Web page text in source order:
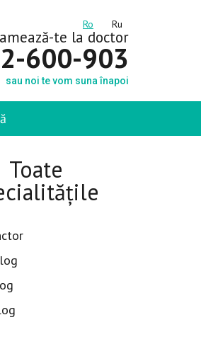
Ro Ru
te la doctor
600-903
sau noi te vom suna înapoi
Toate